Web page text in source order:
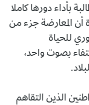
بأداء دورها كاملا
أن المعارضة جزء من
للحياة
بصوت واحد،
الذين التقاهم